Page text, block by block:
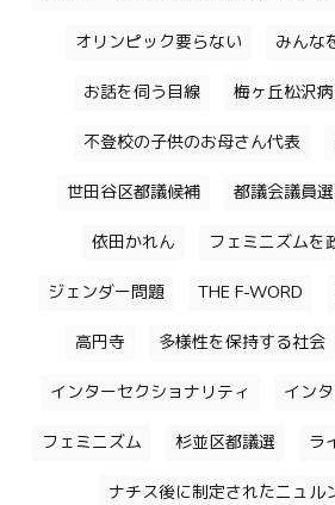
オリンピック要らない みんな
お話を伺う目線 梅ヶ丘松沢
不登校の子供のお母さん代表
世田谷区都議候補 都議会議員
依田かれん フェミニズムを
ジェンダー問題 THE F-WORD
高円寺 多様性を保持する社会
インターセクショナリティ イン
フェミニズム 杉並区都議選 ラ
ナチス後に制定されたニュル